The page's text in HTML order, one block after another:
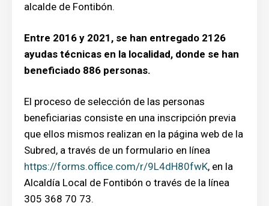
alcalde de Fontibón.
Entre 2016 y 2021, se han entregado 2126
ayudas técnicas en la localidad, donde se han
beneficiado 886 personas.
El proceso de selección de las personas
beneficiarias consiste en una inscripción previa
que ellos mismos realizan en la página web de la
Subred, a través de un formulario en línea
https://forms.office.com/r/9L4dH80fwK, en la
Alcaldía Local de Fontibón o través de la línea
305 368 70 73.